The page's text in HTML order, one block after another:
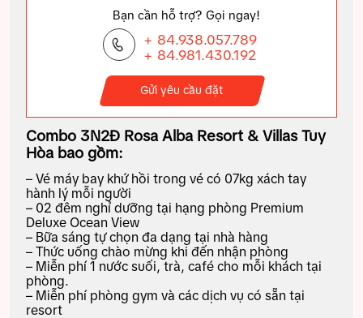
Bạn cần hỗ trợ? Gọi ngay!
+ 84.938.057.789
+ 84.981.430.192
Gửi yêu cầu đặt
Combo 3N2Đ Rosa Alba Resort & Villas Tuy
Hòa bao gồm:
– Vé máy bay khứ hồi trong vé có 07kg xách tay
hành lý mỗi người
– 02 đêm nghỉ dưỡng tại hạng phòng Premium
Deluxe Ocean View
– Bữa sáng tự chọn đa dạng tại nhà hàng
– Thức uống chào mừng khi đến nhận phòng
– Miễn phí 1 nước suối, trà, café cho mỗi khách tại
phòng.
– Miễn phí phòng gym và các dịch vụ có sẵn tại
resort